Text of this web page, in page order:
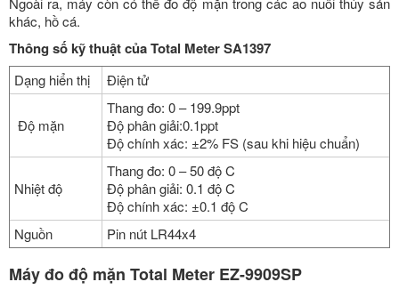
khác, hồ cá.
Thông số kỹ thuật của Total Meter SA1397
Dạng hiển thị Điện tử
Độ mặn
Thang đo: 0 – 199.9ppt
Độ phân giải:0.1ppt
Độ chính xác: ±2% FS (sau khi hiệu chuẩn)
Nhiệt độ
Thang đo: 0 – 50 độ C
Độ phân giải: 0.1 độ C
Độ chính xác: ±0.1 độ C
Nguồn
Pin nút LR44x4
Máy đo độ mặn Total Meter EZ-9909SP